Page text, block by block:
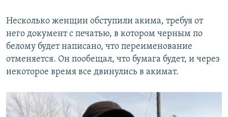
Несколько женщин обступили акима, требуя от
него документ с печатью, в котором черным по
белому будет написано, что переименование
отменяется. Он пообещал, что бумага будет, и через
некоторое время все двинулись в акимат.